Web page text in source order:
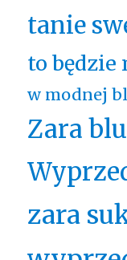
tanie
to będzie
w modnej
Zara
zara